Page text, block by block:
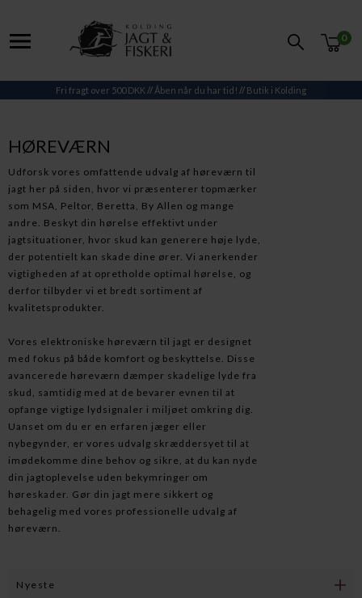
0
Fri fragt over 500 DKK// Åben når du har tid! // Butik i Kolding
HØREVÆRN
Udforsk vores omfattende udvalg af høreværn til
jagt her på siden, hvor vi præsenterer topmærker
som MSA, Peltor, Beretta, By Allen og mange
andre. Beskyt din hørelse effektivt under
jagtsituationer, hvor skud kan generere høje lyde,
der potentielt kan skade dine ører. Vi anerkender
vigtigheden af at opretholde optimal hørelse, og
derfor tilbyder vi et bredt sortiment af
kvalitetsprodukter.
Vores elektroniske høreværn til jagt er designet
med fokus på både komfort og beskyttelse. Disse
avancerede høreværn dæmper skadelige lyde fra
skud, samtidig med at de bevarer evnen til at
opfange vigtige lydsignaler i miljøet omkring dig.
Uanset om du er en erfaren jæger eller
nybegynder, er vores udvalg skræddersyet til at
imødekomme dine behov og sikre, at du kan nyde
din jagtoplevelse uden bekymringer om
høreskader. Gør din jagt mere sikkert og
behagelig med vores professionelle udvalg af
høreværn.